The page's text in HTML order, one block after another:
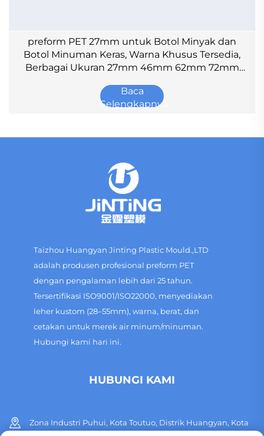
preform PET 27mm untuk Botol Minyak dan
Botol Minuman Keras, Warna Khusus Tersedia,
Berbagai Ukuran 27mm 46mm 62mm 72mm
Baca
Selengkapnya
Taizhou Huangyan Jinting Plastic Mould.,LTD
adalah produsen profesional preform PET
dengan pengalaman lebih dari 25 tahun.
Tersertifikasi ISO9001/ISO22000, menyediakan
leher kustom (28–55mm), warna, berat, dan
cetakan untuk merek air minum/minuman.
Hubungi kami hari ini.
HUBUNGI KAMI
Zona Industri Puhui, Kota Toutuo, Distrik Huangyan, Kota